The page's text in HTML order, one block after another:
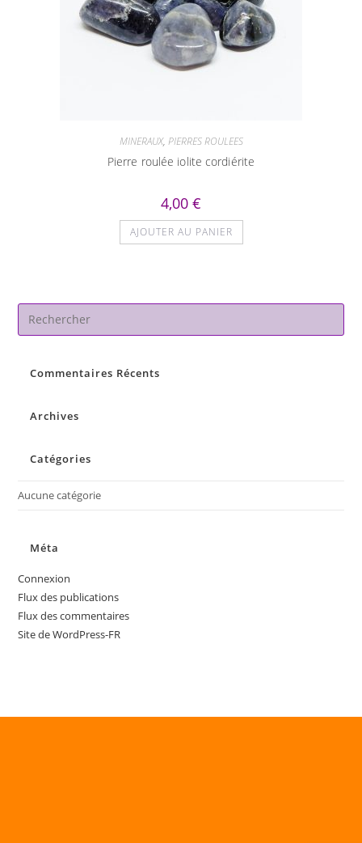
MINERAUX, PIERRES ROULEES
Pierre roulée iolite cordiérite
4,00 €
AJOUTER AU PANIER
Commentaires Récents
Archives
Catégories
Aucune catégorie
Méta
Connexion
Flux des publications
Flux des commentaires
Site de WordPress-FR